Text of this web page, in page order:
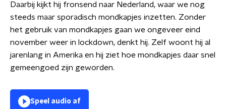
Daarbij kijkt hij fronsend naar Nederland, waar we nog
steeds maar sporadisch mondkapjes inzetten. Zonder
het gebruik van mondkapjes gaan we ongeveer eind
november weer in lockdown, denkt hij. Zelf woont hij al
jarenlang in Amerika en hij ziet hoe mondkapjes daar snel
gemeengoed zijn geworden.
Speel audio af